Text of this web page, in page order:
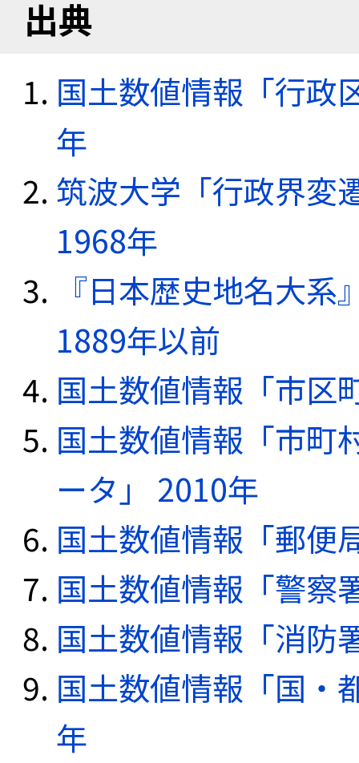
出典
国土数値情報「行政
年
筑波大学「行政界変
1968年
『日本歴史地名大
1889年以前
国土数値情報「市区
国土数値情報「市町
ータ」 2010年
国土数値情報「郵便
国土数値情報「警察
国土数値情報「消防
国土数値情報「国・
年